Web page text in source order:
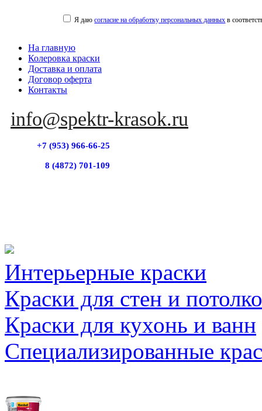
Я даюсогласие на обработку персональных данных в
На главную
Колеровка краски
Доставка и оплата
Договор оферта
Контакты
info@spektr-krasok.ru
+7 (953) 966-66-25
8 (4872) 701-109
Интерьерные краски
Краски для стен и
Краски для кухонь и ванн
Специализированные